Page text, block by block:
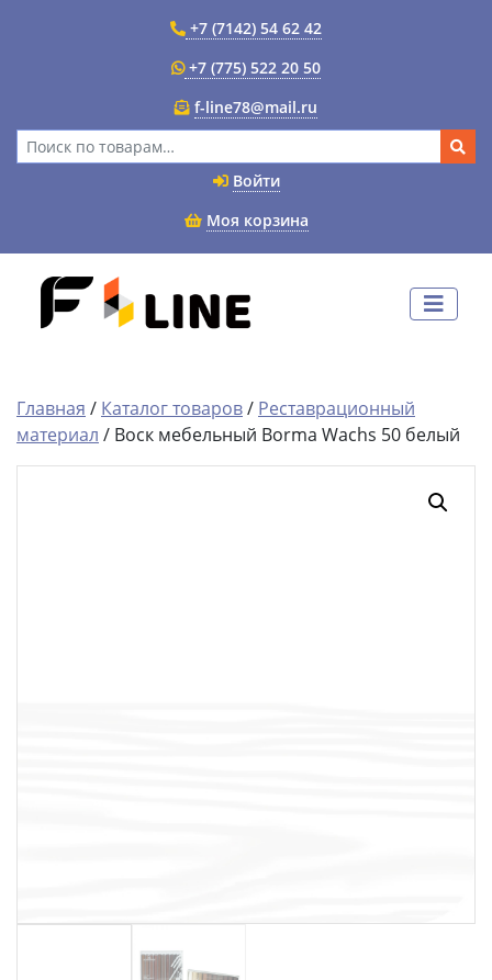
+7 (7142) 54 62 42
+7 (775) 522 20 50
f-line78@mail.ru
Искать:
Войти
Моя корзина
Главная / Каталог товаров/ Реставрационный
материал / Воск мебельный Borma Wachs 50 белый